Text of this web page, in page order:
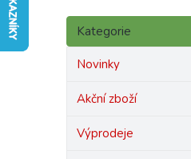
P
s
Přeskočit
kategorie
Kategorie
Novinky
Akční zboží
Výprodeje